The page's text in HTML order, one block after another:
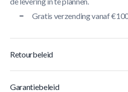
Gratis verzending vanaf
Retourbeleid
Garantiebeleid